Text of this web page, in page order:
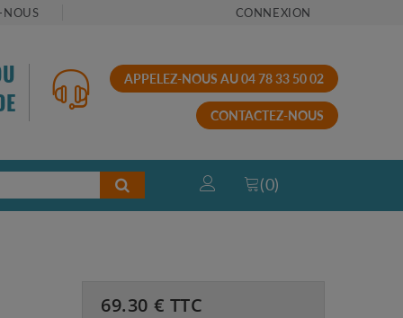
CONNEXION
APPELEZ-NOUS AU 04 78 33 50 02
CONTACTEZ-NOUS
(0)
69.30 € TTC